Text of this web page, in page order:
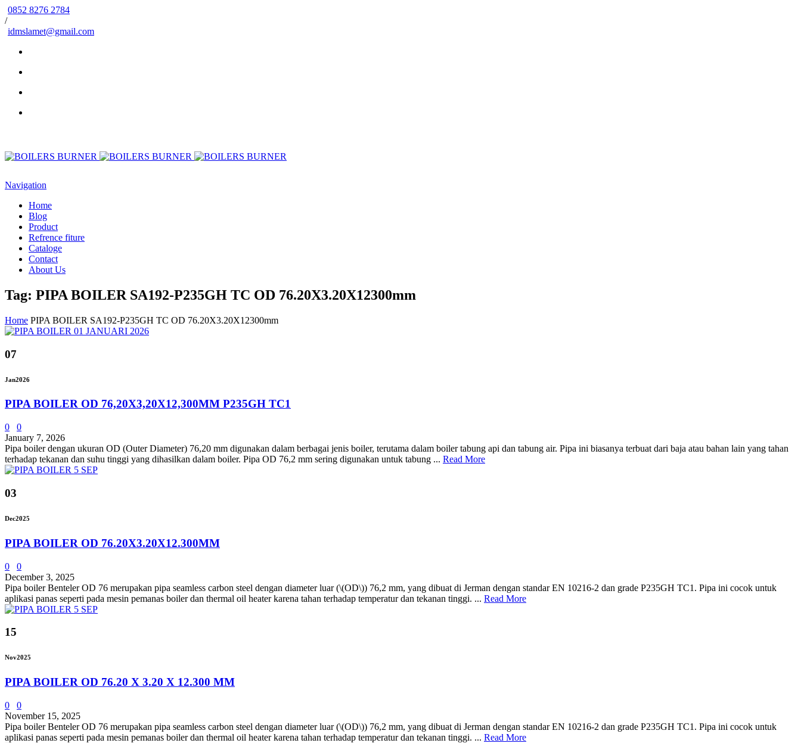
0852 8276 2784
/
idmslamet@gmail.com
Navigation
Home
Blog
Product
Refrence fiture
Cataloge
Contact
About Us
Tag: PIPA BOILER SA192-P235GH TC OD 76.20X3.20X12300mm
Home PIPA BOILER SA192-P235GH TC OD 76.20X3.20X12300mm
07
Jan2026
PIPA BOILER OD 76,20X3,20X12,300MM P235GH TC1
0
0
January 7, 2026
Pipa boiler dengan ukuran OD (Outer Diameter) 76,20 mm digunakan dalam berbagai jenis boiler, terutama dalam boiler tabung api dan tabung air. Pipa ini biasanya terbuat dari baja atau bahan lain yang tahan
terhadap tekanan dan suhu tinggi yang dihasilkan dalam boiler. Pipa OD 76,2 mm sering digunakan untuk tabung ... Read More
03
Dec2025
PIPA BOILER OD 76.20X3.20X12.300MM
0
0
December 3, 2025
Pipa boiler Benteler OD 76 merupakan pipa seamless carbon steel dengan diameter luar (\(OD\)) 76,2 mm, yang dibuat di Jerman dengan standar EN 10216-2 dan grade P235GH TC1. Pipa ini cocok untuk
aplikasi panas seperti pada mesin pemanas boiler dan thermal oil heater karena tahan terhadap temperatur dan tekanan tinggi. ... Read More
15
Nov2025
PIPA BOILER OD 76.20 X 3.20 X 12.300 MM
0
0
November 15, 2025
Pipa boiler Benteler OD 76 merupakan pipa seamless carbon steel dengan diameter luar (\(OD\)) 76,2 mm, yang dibuat di Jerman dengan standar EN 10216-2 dan grade P235GH TC1. Pipa ini cocok untuk
aplikasi panas seperti pada mesin pemanas boiler dan thermal oil heater karena tahan terhadap temperatur dan tekanan tinggi. ... Read More